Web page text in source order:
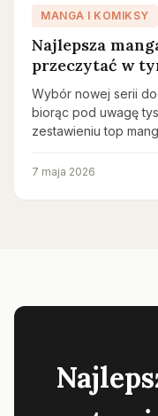
MANGA I KOMIKSY
Najlepsza
przeczytać w
Wybór nowej serii
biorąc pod uwagę
zestawieniu top
7 maja 2026